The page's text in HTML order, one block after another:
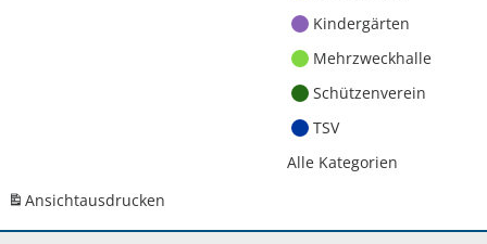
Kindergärten
Mehrzweckhalle
Schützenverein
TSV
Alle Kategorien
Ansichtausdrucken